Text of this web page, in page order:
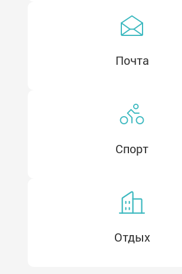
Почта
Спорт
Отдых
Турбазы и глэмпинги